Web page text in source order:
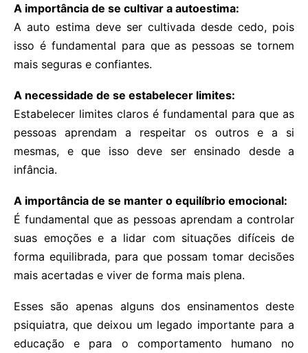
A importância de se cultivar a autoestima:
A auto estima deve ser cultivada desde cedo, pois
isso é fundamental para que as pessoas se tornem
mais seguras e confiantes.
A necessidade de se estabelecer limites:
Estabelecer limites claros é fundamental para que as
pessoas aprendam a respeitar os outros e a si
mesmas, e que isso deve ser ensinado desde a
infância.
A importância de se manter o equilíbrio emocional:
É fundamental que as pessoas aprendam a controlar
suas emoções e a lidar com situações difíceis de
forma equilibrada, para que possam tomar decisões
mais acertadas e viver de forma mais plena.
Esses são apenas alguns dos ensinamentos deste
psiquiatra, que deixou um legado importante para a
educação e para o comportamento humano no